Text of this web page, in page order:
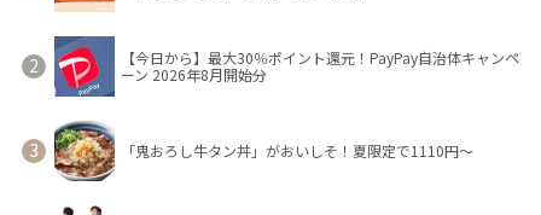
【今日から】最大30％ポイント還元！PayPay自治体キャンペ
ーン 2026年8月開始分
「鬼おろし牛タン丼」がおいしそ！夏限定で1110円～